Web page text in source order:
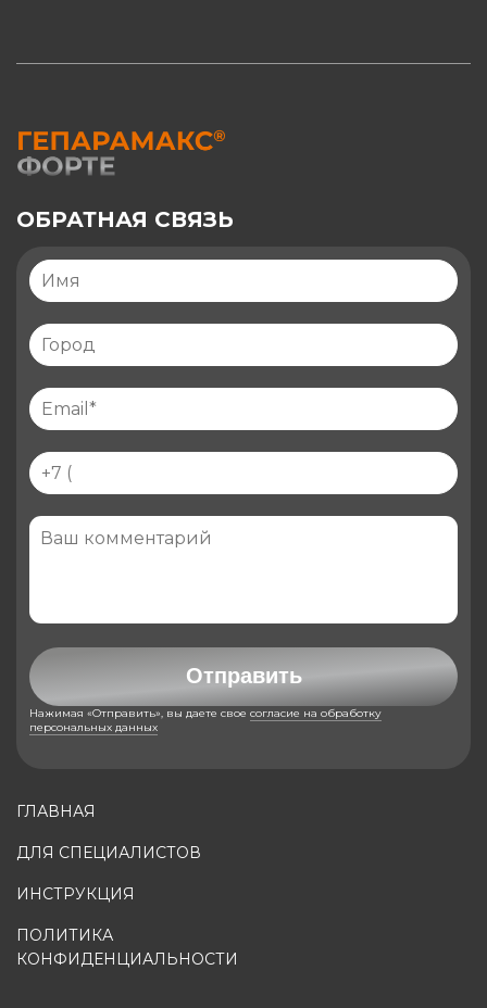
ГЛАВНАЯ
ДЛЯ СПЕЦИАЛИСТОВ
ИНСТРУКЦИЯ
ПОЛИТИКА
КОНФИДЕНЦИАЛЬНОСТИ
ОБРАТНАЯ СВЯЗЬ
Отправить
Нажимая «Отправить», вы даете свое согласие на обработку
персональных данных